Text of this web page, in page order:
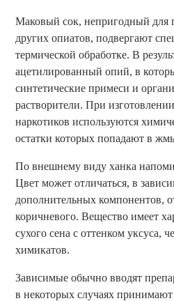
Маковый сок, непригодный для
других опиатов, подвергают
термической обработке. В
ацетилированный опий, в
синтетические примеси и
растворители. При
наркотиков используются
остатки которых попадают в
По внешнему виду ханка
Цвет может отличаться, в
дополнительных компонентов,
коричневого. Вещество имеет
сухого сена с оттенком уксуса,
химикатов.
Зависимые обычно вводят
в некоторых случаях принимают